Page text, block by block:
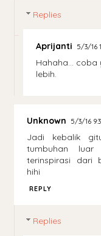
Replies
Aprijanti 5/3/16
Hahaha...
lebih.
Unknown 5/3/16
Jadi kebalik
tumbuhan luar
terinspirasi dari
hihi
REPLY
Replies